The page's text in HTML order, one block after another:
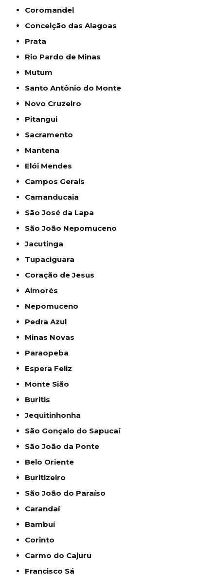
Coromandel
Conceição das Alagoas
Prata
Rio Pardo de Minas
Mutum
Santo Antônio do Monte
Novo Cruzeiro
Pitangui
Sacramento
Mantena
Elói Mendes
Campos Gerais
Camanducaia
São José da Lapa
São João Nepomuceno
Jacutinga
Tupaciguara
Coração de Jesus
Aimorés
Nepomuceno
Pedra Azul
Minas Novas
Paraopeba
Espera Feliz
Monte Sião
Buritis
Jequitinhonha
São Gonçalo do Sapucaí
São João da Ponte
Belo Oriente
Buritizeiro
São João do Paraíso
Carandaí
Bambuí
Corinto
Carmo do Cajuru
Francisco Sá